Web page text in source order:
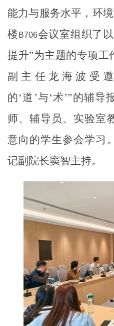
能力与服务水平，环
楼 B706会议室组织了
提升”为主题的专项工
副主任龙海波受
的‘道’与‘术’”的辅
师、辅导员、实验室
意向的学生参会学习
记副院长窦智主持。